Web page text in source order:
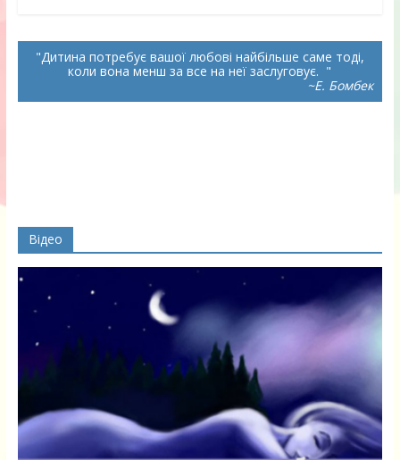
Дитина потребує вашої любові найбільше саме тоді,
коли вона менш за все на неї заслуговує.
~Е. Бомбек
Відео